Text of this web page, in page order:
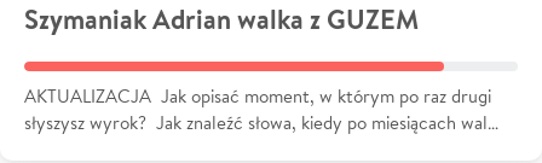
Szymaniak Adrian walka z GUZEM
AKTUALIZACJA Jak opisać moment, w którym po raz drugi
słyszysz wyrok? Jak znaleźć słowa, kiedy po miesiącach wal…